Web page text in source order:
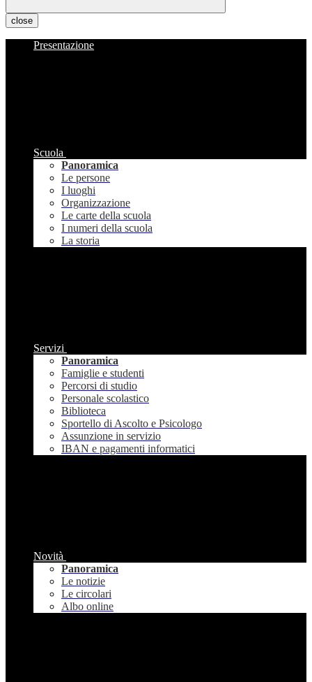
close
Presentazione
Scuola
Panoramica
Le persone
I luoghi
Organizzazione
Le carte della scuola
I numeri della scuola
La storia
Servizi
Panoramica
Famiglie e studenti
Percorsi di studio
Personale scolastico
Biblioteca
Sportello di Ascolto e Psicologo
Assunzione in servizio
IBAN e pagamenti informatici
Novità
Panoramica
Le notizie
Le circolari
Albo online